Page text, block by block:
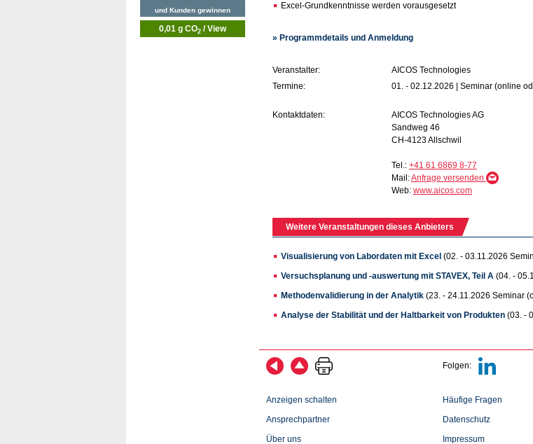
Excel-Grundkenntnisse werden vorausgesetzt
» Programmdetails und Anmeldung
Veranstalter:
AICOS Technologies
Termine:
01. - 02.12.2026 | Seminar (online
Kontaktdaten:
AICOS Technologies AG
Sandweg 46
CH-4123 Allschwil
Tel.: +41 61 6869 8-77
Mail:Anfrage versenden
Web: www.aicos.com
Weitere Veranstaltungen dieses Anbieters
Visualisierung von Labordaten mit Excel (02. - 03.11.2026
Versuchsplanung und -auswertung mit STAVEX, Teil A (04. -
Methodenvalidierung in der Analytik (23. - 24.11.2026 Seminar
Analyse der Stabilität und der Haltbarkeit von Produkten (03. -
Folgen:
Anzeigen schalten
Ansprechpartner
Über uns
Häufige Fragen
Datenschutz
Impressum
und Kunden gewinnen
0,01 g CO2 / View